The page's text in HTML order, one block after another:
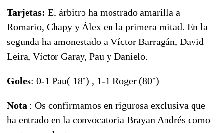
Tarjetas: El árbitro ha mostrado amarilla a
Romario, Chapy y Álex en la primera mitad. En la
segunda ha amonestado a Víctor Barragán, David
Leira, Víctor Garay, Pau y Danielo.
Goles: 0-1 Pau( 18’) , 1-1 Roger (80’)
Nota : Os confirmamos en rigurosa exclusiva que
ha entrado en la convocatoria Brayan Andrés como